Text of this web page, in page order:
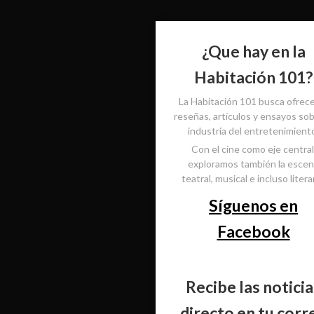
¿Que hay en la
Habitación 101?
La Habitación 101 busca
reseñas, artículos y ensayos
industria del
Con el cine como eje
exploramos también la
teatral, musical e incluso
Síguenos en
Facebook
Recibe las